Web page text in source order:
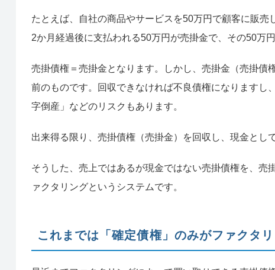
たとえば、自社の商品やサービスを50万円で顧客に販売
2か月経過後に支払われる50万円が売掛金で、その50万
売掛債権＝売掛金となります。しかし、売掛金（売掛債
前のものです。回収できなければ不良債権になります
字倒産」などのリスクもあります。
出来得る限り、売掛債権（売掛金）を回収し、現金とし
そうした、売上ではあるが現金ではない売掛債権を、売
ァクタリングというシステムです。
これまでは「確定債権」のみがファクタ